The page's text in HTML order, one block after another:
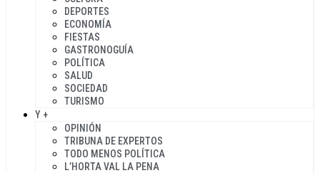
DEPORTES
ECONOMÍA
FIESTAS
GASTRONOGUÍA
POLÍTICA
SALUD
SOCIEDAD
TURISMO
Y +
OPINIÓN
TRIBUNA DE EXPERTOS
TODO MENOS POLÍTICA
L’HORTA VAL LA PENA